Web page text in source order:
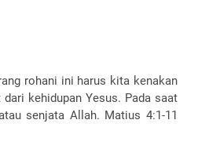
rohani ini harus kita kenakan
kehidupan Yesus. Pada saat
senjata Allah. Matius 4:1-11